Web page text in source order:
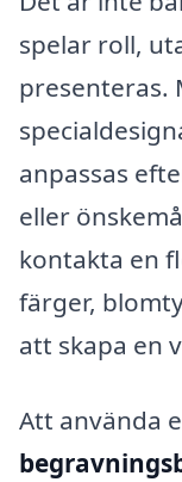
spelar roll,
presenteras.
anpassas
eller
kontakta en
färger,
att skapa en
Att använda